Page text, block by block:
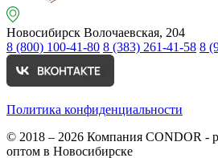
Новосибирск Волочаевская, 204
8 (800) 100-41-80 8 (383) 261-41-58 8
Политика конфиденциальности
© 2018 – 2026 Компания CONDOR -
оптом в Новосибирске